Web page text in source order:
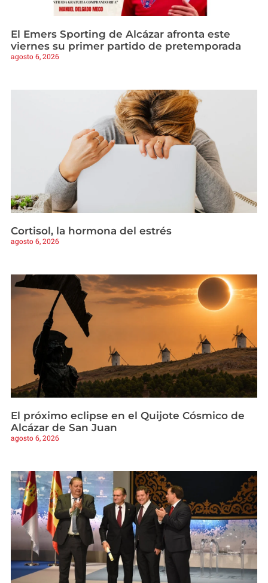
El Emers Sporting de Alcázar afronta este
viernes su primer partido de pretemporada
agosto 6, 2026
Cortisol, la hormona del estrés
agosto 6, 2026
El próximo eclipse en el Quijote Cósmico de
Alcázar de San Juan
agosto 6, 2026